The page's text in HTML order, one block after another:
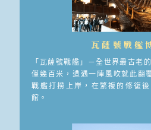
瓦薩號戰艦
「瓦薩號戰艦」－全世界最古老
僅幾百米，遭遇一陣風吹就此翻
戰艦打撈上岸，在繁複的修復
館。